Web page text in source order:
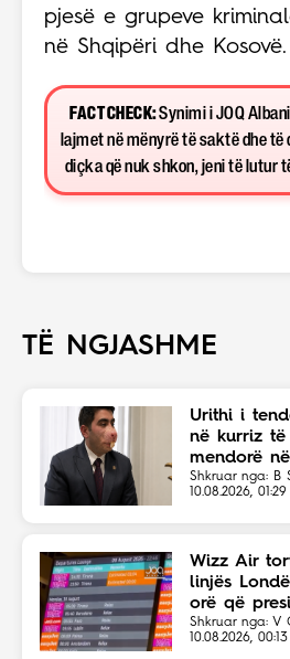
pjesë e grupeve
në Shqipëri dhe Kosovë.
FACT CHECK:Synimi i JOQ
lajmet në mënyrë të saktë dhe të
diçka që nuk shkon, jeni të lutur
TË NGJASHME
Urithi i
në kurriz të
mendorë
Eriola Likajt
Shkruar nga: B
10.08.2026, 01:29
Wizz Air
linjës
orë që
shpjegim!
Shkruar nga: V
10.08.2026, 00:13